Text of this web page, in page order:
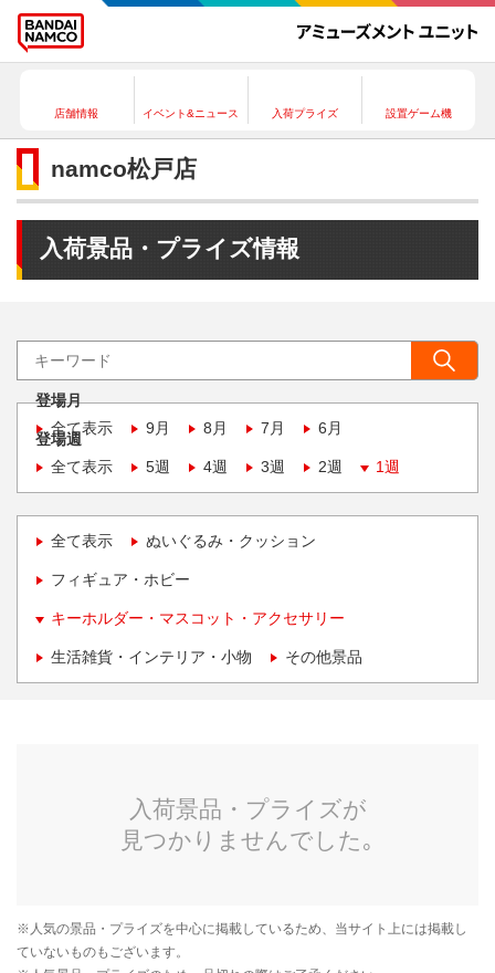
店舗情報 イベント&ニュース 入荷プライズ 設置ゲーム機
namco松戸店
入荷景品・プライズ情報
登場月
全て表示
9月 8月 7月 6月
登場週
全て表示
5週 4週 3週 2週 1週
全て表示 ぬいぐるみ・クッション
フィギュア・ホビー
キーホルダー・マスコット・アクセサリー
生活雑貨・インテリア・小物 その他景品